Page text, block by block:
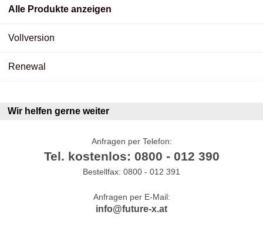
Alle Produkte anzeigen
Vollversion
Renewal
Wir helfen gerne weiter
Anfragen per Telefon:
Tel. kostenlos: 0800 - 012 390
Bestellfax: 0800 - 012 391
Anfragen per E-Mail:
info@future-x.at